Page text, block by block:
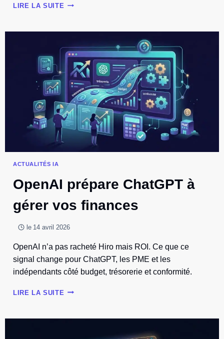
LIRE LA SUITE SORA
15
PAR
JOUR
POUR
M$
DE
REVENUS,
LA
LEÇON
ÉCO
ACTUALITÉS IA
OpenAI prépare ChatGPT à
gérer vos finances
le 14 avril 2026
OpenAI n’a pas racheté Hiro mais ROI. Ce que ce
signal change pour ChatGPT, les PME et les
indépendants côté budget, trésorerie et conformité.
LIRE LA SUITE OPENAI
À